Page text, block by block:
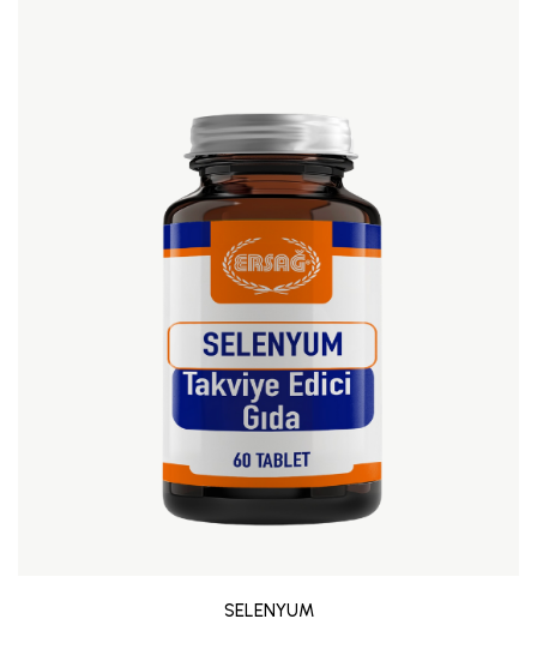
SELENYUM